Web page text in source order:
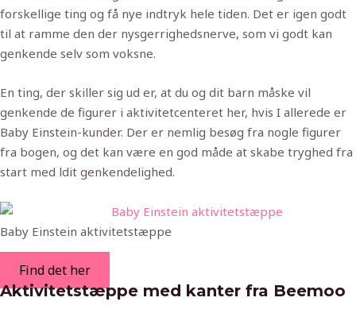
forskellige ting og få nye indtryk hele tiden. Det er igen godt
til at ramme den der nysgerrighedsnerve, som vi godt kan
genkende selv som voksne.
En ting, der skiller sig ud er, at du og dit barn måske vil
genkende de figurer i aktivitetcenteret her, hvis I allerede er
Baby Einstein-kunder. Der er nemlig besøg fra nogle figurer
fra bogen, og det kan være en god måde at skabe tryghed fra
start med ldit genkendelighed.
Baby Einstein aktivitetstæppe
Find det her
Aktivitetstæppe med kanter fra Beemoo